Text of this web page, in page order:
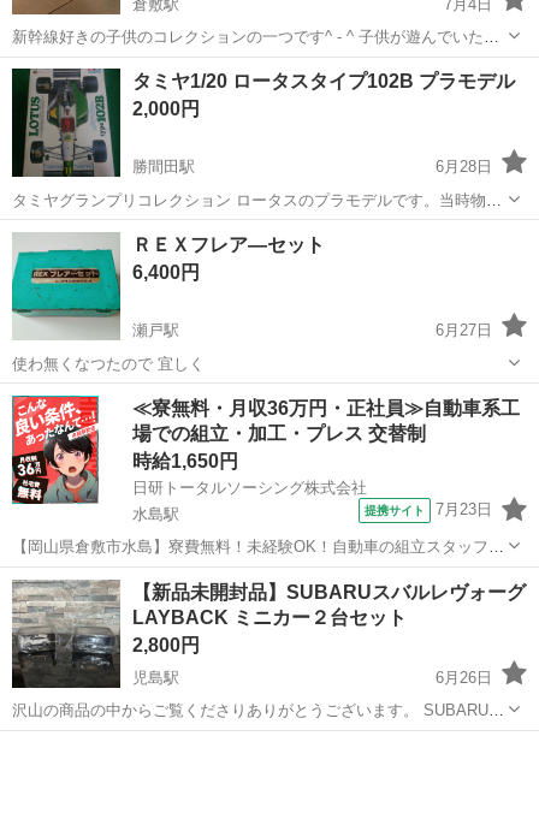
倉敷駅
7月4日
新幹線好きの子供のコレクションの一つです^ - ^ 子供が遊んでいたも
のですので多少のキズございます。
岡山 倉敷市 倉敷駅 模型、プラモデル 新幹線
タミヤ1/20 ロータスタイプ102B プラモデル
2,000円
勝間田駅
6月28日
タミヤグランプリコレクション ロータスのプラモデルです。当時物で
す。2度と手に入りません。箱は日焼けしてますが中身は新品！です。
デカールは少し黄ばんでいます。ノークレーム、ノーリターンでお願
いします。発送はできません。
岡山 勝田郡 模型、プラモデル
ＲＥＸフレア―セット
6,400円
瀬戸駅
6月27日
使わ無くなつたので 宜しく
岡山 赤磐市 瀬戸駅 模型、プラモデル セット
≪寮無料・月収36万円・正社員≫自動車系工
場での組立・加工・プレス 交替制
時給1,650円
日研トータルソーシング株式会社
水島駅
提携サイト 7月23日
【岡山県倉敷市水島】寮費無料！未経験OK！自動車の組立スタッフ
《お仕事No.NS0089》 お仕事について 車の組立作業です。専用レール
に乗って流れてくる車の骨組みに、車内外の各部品・ハンドル・足回
り・ドア・シートなどの各...
岡山 倉敷市 水島駅 その他
【新品未開封品】SUBARUスバルレヴォーグ
LAYBACK ミニカー２台セット
2,800円
児島駅
6月26日
沢山の商品の中からご覧くださりありがとうございます。 SUBARUス
バルレヴォーグのLAYBACK ミニカー２台セットです。 スバルのイベ